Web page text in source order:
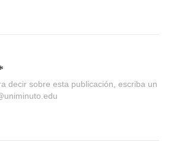
decir sobre esta publicación, escriba un